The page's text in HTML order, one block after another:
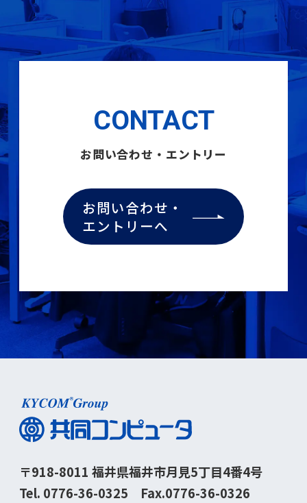
CONTACT
お問い合わせ・エントリー
お問い合わせ・
エントリーへ
〒918-8011 福井県福井市月見5丁目4番4号
Tel. 0776-36-0325 Fax.0776-36-0326